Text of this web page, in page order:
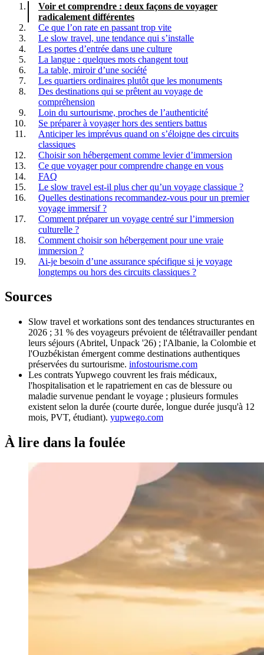
Voir et comprendre : deux façons de voyager
radicalement différentes
Ce que l’on rate en passant trop vite
Le slow travel, une tendance qui s’installe
Les portes d’entrée dans une culture
La langue : quelques mots changent tout
La table, miroir d’une société
Les quartiers ordinaires plutôt que les monuments
Des destinations qui se prêtent au voyage de
compréhension
Loin du surtourisme, proches de l’authenticité
Se préparer à voyager hors des sentiers battus
Anticiper les imprévus quand on s’éloigne des circuits
classiques
Choisir son hébergement comme levier d’immersion
Ce que voyager pour comprendre change en vous
FAQ
Le slow travel est-il plus cher qu’un voyage classique ?
Quelles destinations recommandez-vous pour un premier
voyage immersif ?
Comment préparer un voyage centré sur l’immersion
culturelle ?
Comment choisir son hébergement pour une vraie
immersion ?
Ai-je besoin d’une assurance spécifique si je voyage
longtemps ou hors des circuits classiques ?
Sources
Slow travel et workations sont des tendances structurantes en
2026 ; 31 % des voyageurs prévoient de télétravailler pendant
leurs séjours (Abritel, Unpack '26) ; l'Albanie, la Colombie et
l'Ouzbékistan émergent comme destinations authentiques
préservées du surtourisme. infostourisme.com
Les contrats Yupwego couvrent les frais médicaux,
l'hospitalisation et le rapatriement en cas de blessure ou
maladie survenue pendant le voyage ; plusieurs formules
existent selon la durée (courte durée, longue durée jusqu'à 12
mois, PVT, étudiant). yupwego.com
À lire dans la foulée